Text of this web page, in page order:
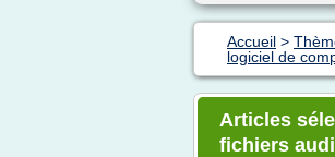
Accueil >
logiciel de
Articles
fichiers